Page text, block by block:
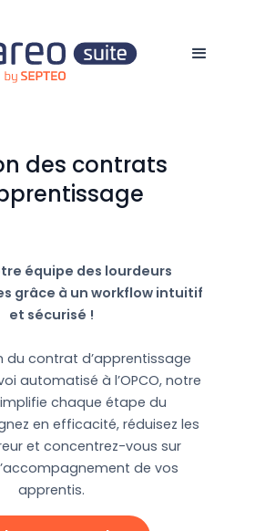
des contrats
équipe des lourdeurs
grâce à un workflow intuitif
et sécurisé !
du contrat d’apprentissage
automatisé à l’OPCO, notre
chaque étape du
en efficacité, réduisez les
et concentrez-vous sur
de vos
apprentis.